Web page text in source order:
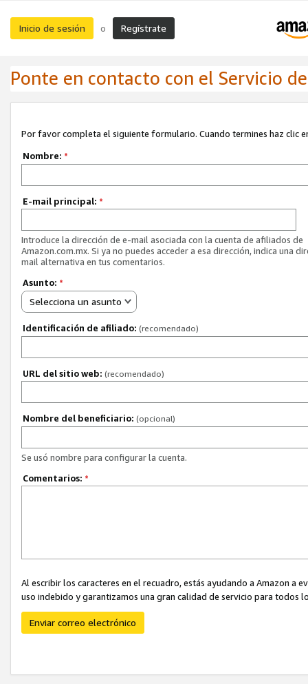
Inicio de sesión o Regístrate
Ponte en contacto con el Servicio
Por favor completa el siguiente formulario. Cuando termines haz clic
Nombre: *
E-mail principal: *
Introduce la dirección de e-mail asociada con la cuenta de afiliados de
Amazon.com.mx. Si ya no puedes acceder a esa dirección, indica una
mail alternativa en tus comentarios.
Asunto: *
Selecciona un asunto
Identificación de afiliado: (recomendado)
URL del sitio web: (recomendado)
Nombre del beneficiario: (opcional)
Se usó nombre para configurar la cuenta.
Comentarios: *
Al escribir los caracteres en el recuadro, estás ayudando a Amazon
uso indebido y garantizamos una gran calidad de servicio para todos
Enviar correo electrónico